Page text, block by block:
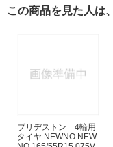
この商品を見た人は
ブリヂストン 4輪用
タイヤ NEWNO NEW